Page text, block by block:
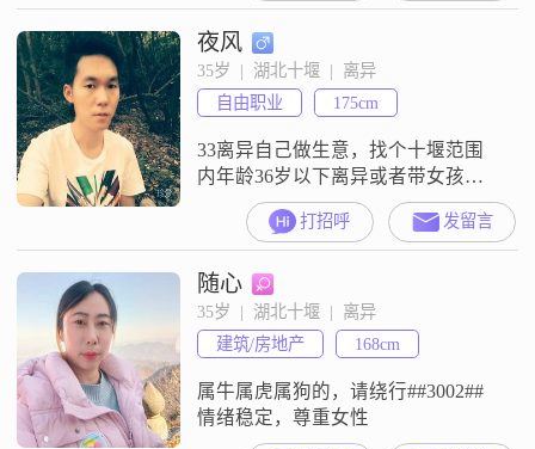
的家庭！
夜风
35岁  |  湖北十堰  |  离异
自由职业
175cm
33离异自己做生意，找个十堰范围
内年龄36岁以下离异或者带女孩的
真心过日子##3002##
打招呼 发留言
随心
35岁  |  湖北十堰  |  离异
建筑/房地产
168cm
属牛属虎属狗的，请绕行##3002##
情绪稳定，尊重女性